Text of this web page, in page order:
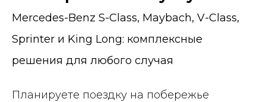
Mercedes-Benz S-Class, Maybach, V-Class,
Sprinter и King Long: комплексные
решения для любого случая
Планируете поездку на побережье